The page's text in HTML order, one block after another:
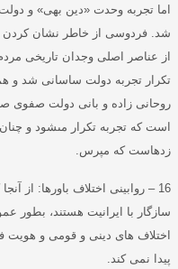
اما تجربه وحدت «دين بهى» و
شد
فردوسى از خاطر نشان كردن
از عناصر اصلى وجدان تاريخى
تكرار تجربه دولت ساسانى شد و
روحانى زاده و بانى دولت صفوى
است كه تجربه تكرار مى‏شود و
زده‏است كه مپرس
16 – روابینی اختلاف باورها: از
سازگار با ایرانیت هستند، بطور
اختلاف های دینی و قومی و
پیدا نمی کند